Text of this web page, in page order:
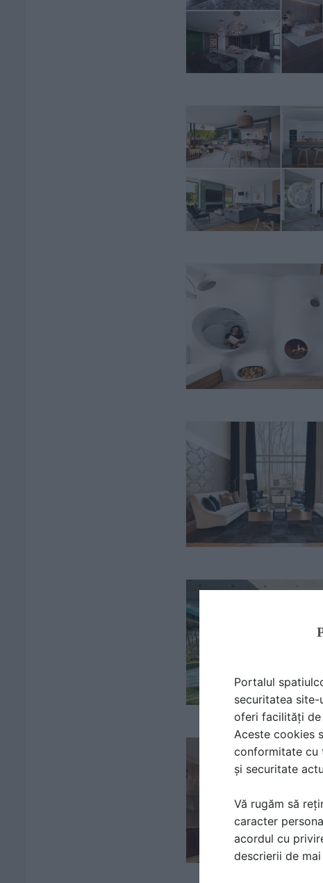
Portalul
securitatea
oferi facilități de
Aceste cookies
conformitate cu
și securitate
Vă rugăm să
caracter
acordul cu
descrierii de